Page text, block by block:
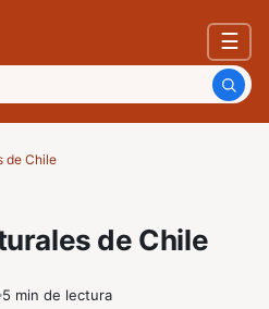
☰
de Chile
de Chile
5 min de lectura